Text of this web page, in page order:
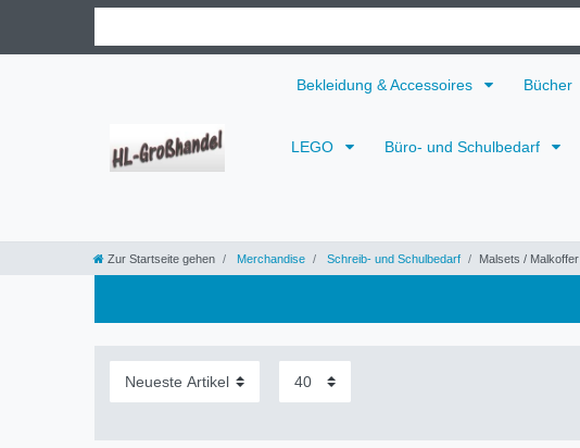
Bekleidung & Accessoires Bücher
LEGO Büro- und Schulbedarf
Zur Startseite gehen Merchandise Schreib- und Schulbedarf Malsets / Malkoffer